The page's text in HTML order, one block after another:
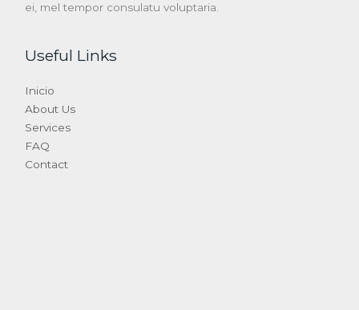
ei, mel tempor consulatu voluptaria.
Useful Links
Inicio
About Us
Services
FAQ
Contact